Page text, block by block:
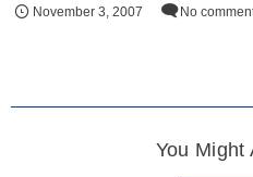
November 3, 2007 No
You Might